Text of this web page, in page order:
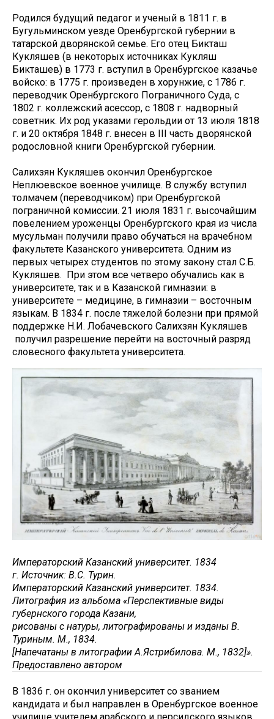
Родился будущий педагог и ученый в 1811 г. в
Бугульминском уезде Оренбургской губернии в
татарской дворянской семье. Его отец Бикташ
Кукляшев (в некоторых источниках Кукляш
Бикташев) в 1773 г. вступил в Оренбургское казачье
войско: в 1775 г. произведен в хорунжие, с 1786 г.
переводчик Оренбургского Пограничного Суда, с
1802 г. коллежский асессор, с 1808 г. надворный
советник. Их род указами герольдии от 13 июля 1818
г. и 20 октября 1848 г. внесен в III часть дворянской
родословной книги Оренбургской губернии.
Салихзян Кукляшев окончил Оренбургское
Неплюевское военное училище. В службу вступил
толмачем (переводчиком) при Оренбургской
пограничной комиссии. 21 июля 1831 г. высочайшим
повелением уроженцы Оренбургского края из числа
мусульман получили право обучаться на врачебном
факультете Казанского университета. Одним из
первых четырех студентов по этому закону стал С.Б.
Кукляшев. При этом все четверо обучались как в
университете, так и в Казанской гимназии: в
университете – медицине, в гимназии – восточным
языкам. В 1834 г. после тяжелой болезни при прямой
поддержке Н.И. Лобачевского Салихзян Кукляшев
получил разрешение перейти на восточный разряд
словесного факультета университета.
Императорский Казанский университет. 1834
г. Источник: В.С. Турин.
Императорский Казанский университет. 1834.
Литография из альбома «Перспективные виды
губернского города Казани,
рисованы с натуры, литографированы и изданы В.
Туриным. М., 1834.
[Напечатаны в литографии А.Ястрибилова. М., 1832]».
Предоставлено автором
В 1836 г. он окончил университет со званием
кандидата и был направлен в Оренбургское военное